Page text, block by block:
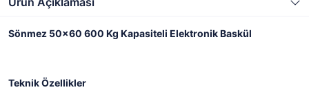
Sönmez 50x60 600 Kg Kapasiteli Elektronik Baskül
Teknik Özellikler